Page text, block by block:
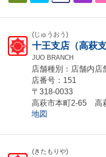
(じゅうおう)
十王支店（高萩
JUO BRANCH
店舗種別：店舗内店
店番号：151
〒318-0033
高萩市本町2-65 高
地図
(きたもりや)